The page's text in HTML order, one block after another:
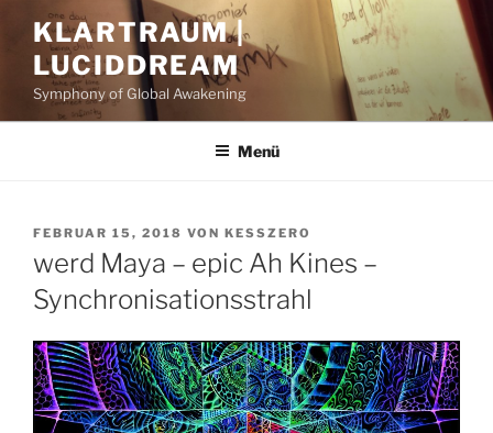
Inhalt
springen
KLARTRAUM |
LUCIDDREAM
Symphony of Global Awakening
Menü
VERÖFFENTLICHT
FEBRUAR 15, 2018 VON KESSZERO
werd Maya – epic Ah Kines –
Synchronisationsstrahl